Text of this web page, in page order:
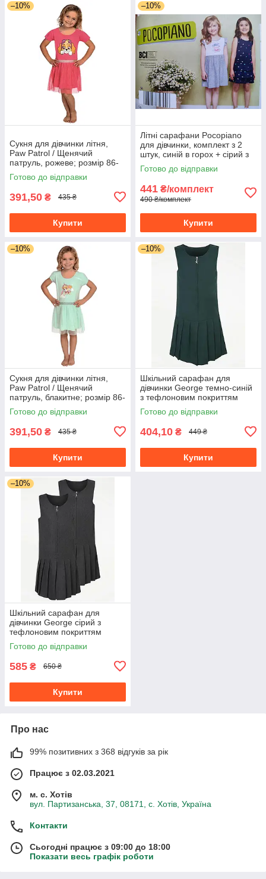
–10%
Сукня для дівчинки літня,
Paw Patrol / Щенячий
патруль, рожеве; розмір 86-
92
Готово до відправки
391,50 ₴ 435 ₴
Купити
–10%
Літні сарафани Pocopiano
для дівчинки, комплект з 2
штук, синій в горох + сірий з
білим, розміри 86-140
Готово до відправки
441 ₴/комплект
490 ₴/комплект
Купити
–10%
Сукня для дівчинки літня,
Paw Patrol / Щенячий
патруль, блакитне; розмір 86-
92
Готово до відправки
391,50 ₴ 435 ₴
Купити
–10%
Шкільний сарафан для
дівчинки George темно-синій
з тефлоновим покриттям
костюмна тканина 110-116
Готово до відправки
404,10 ₴ 449 ₴
Купити
–10%
Шкільний сарафан для
дівчинки George сірий з
тефлоновим покриттям
костюмна тканина 1 штука
116-122
Готово до відправки
585 ₴ 650 ₴
Купити
Про нас
99% позитивних з 368 відгуків за рік
Працює з 02.03.2021
м. с. Хотів
вул. Партизанська, 37, 08171, с. Хотів, Україна
Контакти
Сьогодні працює з 09:00 до 18:00
Показати весь графік роботи